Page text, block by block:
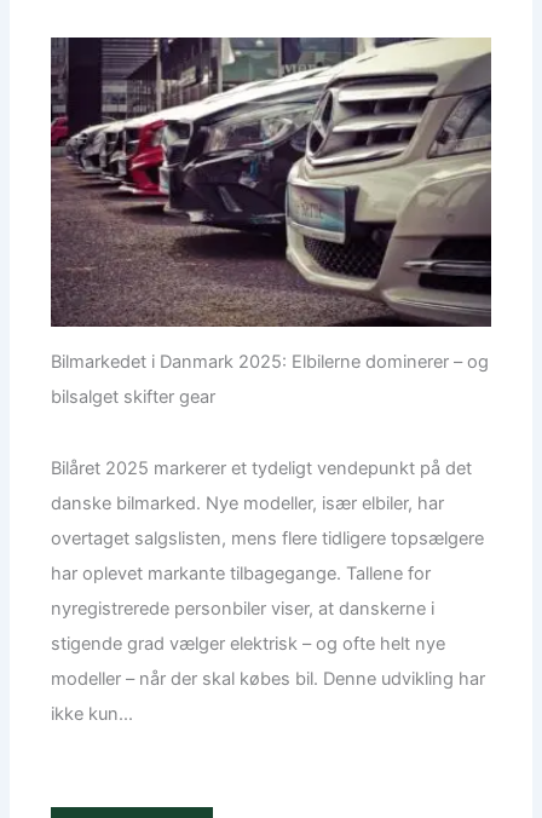
Bilmarkedet i Danmark 2025: Elbilerne dominerer – og
bilsalget skifter gear
Bilåret 2025 markerer et tydeligt vendepunkt på det
danske bilmarked. Nye modeller, især elbiler, har
overtaget salgslisten, mens flere tidligere topsælgere
har oplevet markante tilbagegange. Tallene for
nyregistrerede personbiler viser, at danskerne i
stigende grad vælger elektrisk – og ofte helt nye
modeller – når der skal købes bil. Denne udvikling har
ikke kun...